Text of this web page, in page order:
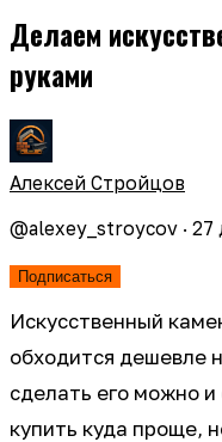
Делаем
руками
Алексей Стройцов
@alexey_stroycov · 27
Подписаться
Искусственный
обходится дешевле
сделать его можно
купить куда проще,